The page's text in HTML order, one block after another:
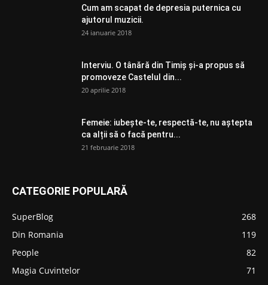
Cum am scapat de depresia puternica cu
ajutorul muzicii.
24 ianuarie 2018
Interviu. O tânără din Timiș și-a propus să
promoveze Castelul din...
20 aprilie 2018
Femeie: iubește-te, respectă-te, nu aștepta
ca alții să o facă pentru...
21 februarie 2018
CATEGORIE POPULARĂ
SuperBlog
268
Din Romania
119
People
82
Magia Cuvintelor
71